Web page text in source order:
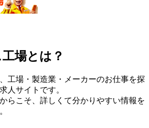
場とは？
工場・製造業・メーカーのお仕事を探
人サイトです。
らこそ、詳しくて分かりやすい情報を